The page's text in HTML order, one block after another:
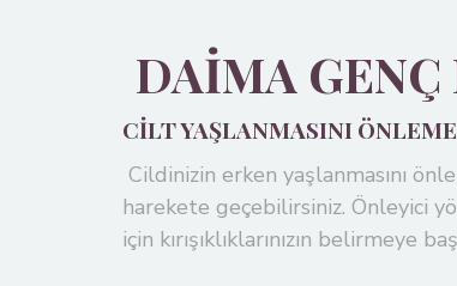
DAIMA GENÇ
CILT YAŞLANMASINI
Cildinizin erken yaşlanmasını
harekete geçebilirsiniz. Önleyici
için kırışıklıklarınızın belirmeye